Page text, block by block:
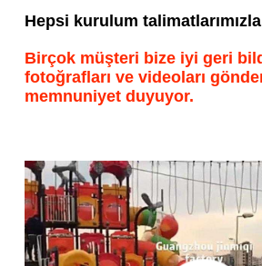
Hepsi kurulum
Birçok müşteri bize iyi geri
fotoğrafları ve videoları
memnuniyet duyuyor.